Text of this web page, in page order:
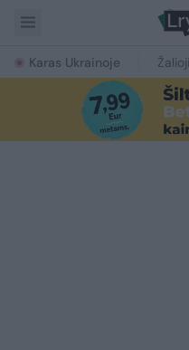
Karas Ukrainoje